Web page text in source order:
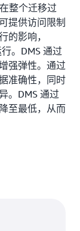
整个迁移过
提供访问限制
的影响，
。DMS 通过
强弹性。通过
准确性，同时
。DMS 通过
至最低，从而